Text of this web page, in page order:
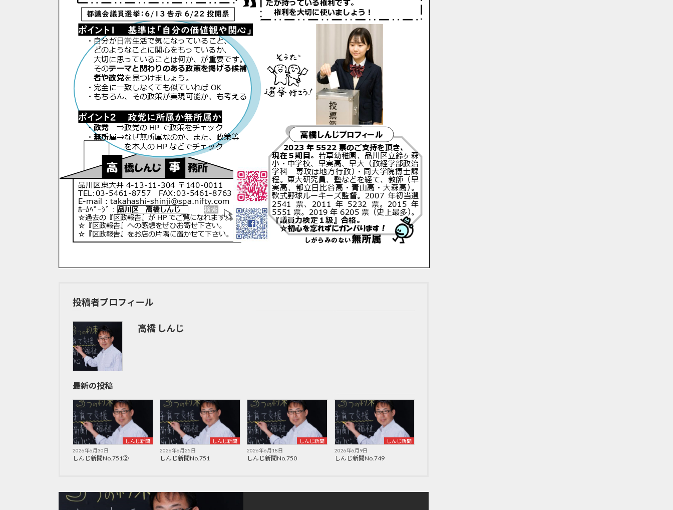
投稿者プロフィール
高橋 しんじ
最新の投稿
しんじ新聞
2026年6月30日
しんじ新聞No.751②
しんじ新聞
2026年6月25日
しんじ新聞No.751
しんじ新聞
2026年6月18日
しんじ新聞No.750
しんじ新聞
2026年6月9日
しんじ新聞No.749